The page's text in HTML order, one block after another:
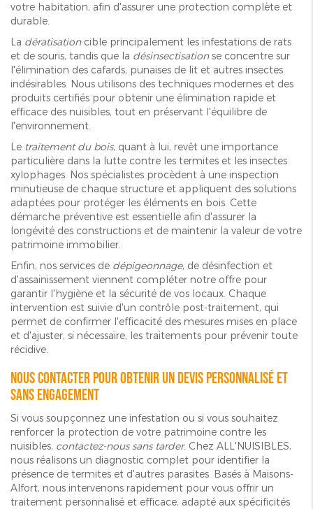
votre habitation, afin d'assurer une protection complète et
durable.
La dératisationcible principalement les infestations de rats
et de souris, tandis que la désinsectisationse concentre sur
l'élimination des cafards, punaises de lit et autres insectes
indésirables. Nous utilisons des techniques modernes et des
produits certifiés pour obtenir une élimination rapide et
efficace des nuisibles, tout en préservant l'équilibre de
l'environnement.
Le traitement du bois, quant à lui, revêt une importance
particulière dans la lutte contre les termites et les insectes
xylophages. Nos spécialistes procèdent à une inspection
minutieuse de chaque structure et appliquent des solutions
adaptées pour protéger les éléments en bois. Cette
démarche préventive est essentielle afin d'assurer la
longévité des constructions et de maintenir la valeur de votre
patrimoine immobilier.
Enfin, nos services de dépigeonnage, de désinfection et
d'assainissement viennent compléter notre offre pour
garantir l'hygiène et la sécurité de vos locaux. Chaque
intervention est suivie d'un contrôle post-traitement, qui
permet de confirmer l'efficacité des mesures mises en place
et d'ajuster, si nécessaire, les traitements pour prévenir toute
récidive.
Nous contacter pour obtenir un devis personnalisé et
sans engagement
Si vous soupçonnez une infestation ou si vous souhaitez
renforcer la protection de votre patrimoine contre les
nuisibles, contactez-nous sans tarder. Chez ALL'NUISIBLES,
nous réalisons un diagnostic complet pour identifier la
présence de termites et d'autres parasites. Basés à Maisons-
Alfort, nous intervenons rapidement pour vous offrir un
traitement personnalisé et efficace, adapté aux spécificités